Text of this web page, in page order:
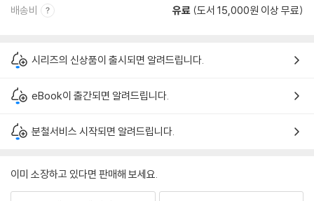
배송비 유료 (도서 15,000원 이상 무료)
시리즈의 신상품이 출시되면 알려드립니다.
eBook이 출간되면 알려드립니다.
분철서비스 시작되면 알려드립니다.
이미 소장하고 있다면 판매해 보세요.